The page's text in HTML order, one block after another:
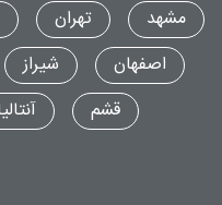
تهران
را از دست
متنوعی مانند انواع
مشتریانش سرو می‌کند.
نام این رستوران حتماً
مشهد
تهران
اصفهان
شیراز
قشم